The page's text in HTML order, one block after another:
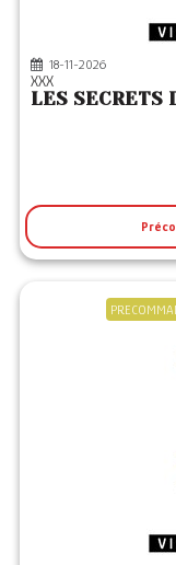
18-11-2026
XXX
LES SECRETS